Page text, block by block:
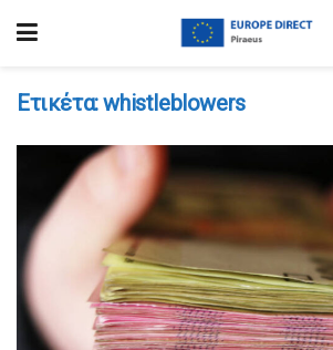
Ετικέτα:whistleblowers